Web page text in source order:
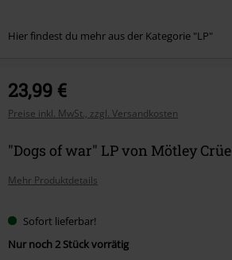
Hier findest du mehr aus der Kategorie "LP"
23,99 €
Preise inkl. MwSt., zzgl. Versandkosten
"Dogs of war" LP von Mötley Crüe
Mehr Produktdetails
Sofort lieferbar!
Nur noch 2 Stück vorrätig